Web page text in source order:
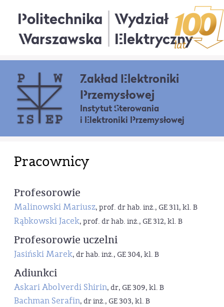
Politechnika
Warszawska
Wydział
Elektryczny
Zakład Elektroniki
Przemysłowej
Instytut Sterowania
i Elektroniki Przemysłowej
Pracownicy
Profesorowie
Malinowski Mariusz, prof. dr hab. inż., GE 311, kl. B
Rąbkowski Jacek, prof. dr hab. inż., GE 312, kl. B
Profesorowie uczelni
Jasiński Marek, dr hab. inż., GE 304, kl. B
Adiunkci
Askari Abolverdi Shirin, dr, GE 309, kl. B
Bachman Serafin, dr inż., GE 303, kl. B